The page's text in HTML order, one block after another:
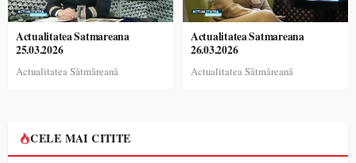
Actualitatea Satmareana
25.03.2026
Actualitatea Sătmăreană
Actualitatea Satmareana
26.03.2026
Actualitatea Sătmăreană
CELE MAI CITITE